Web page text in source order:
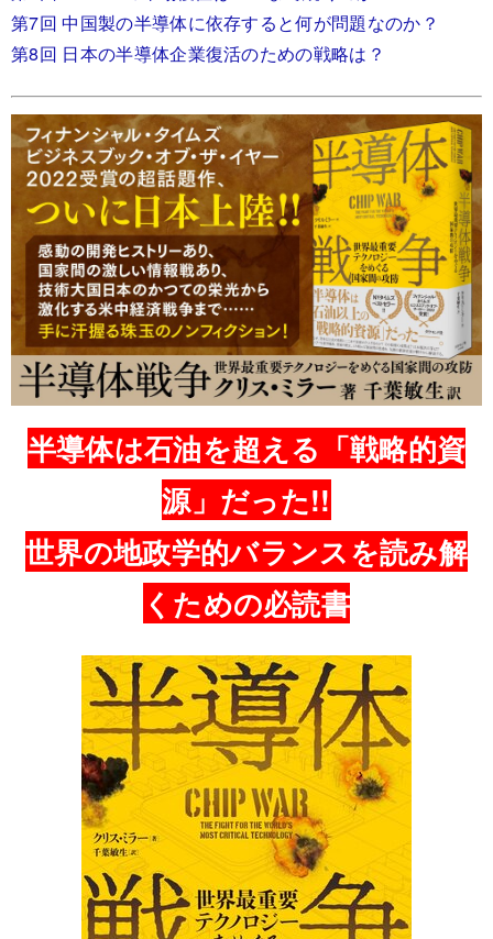
第7回 中国製の半導体に依存すると何が問題なのか？
第8回 日本の半導体企業復活のための戦略は？
半導体は石油を超える「戦略的資
源」だった!!
世界の地政学的バランスを読み解
くための必読書